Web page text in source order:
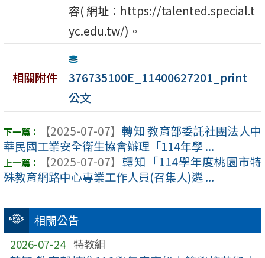
相關公告
2026-07-24 特教組
容( 網址：https://talented.special.t
yc.edu.tw/)。
相關附件
376735100E_11400627201_print
公文
【2025-07-07】 轉知 教育部委託社團法人中
華民國工業安全衛生協會辦理「114年學 ...
【2025-07-07】 轉知「114學年度桃園市特
殊教育網路中心專業工作人員(召集人)遴 ...